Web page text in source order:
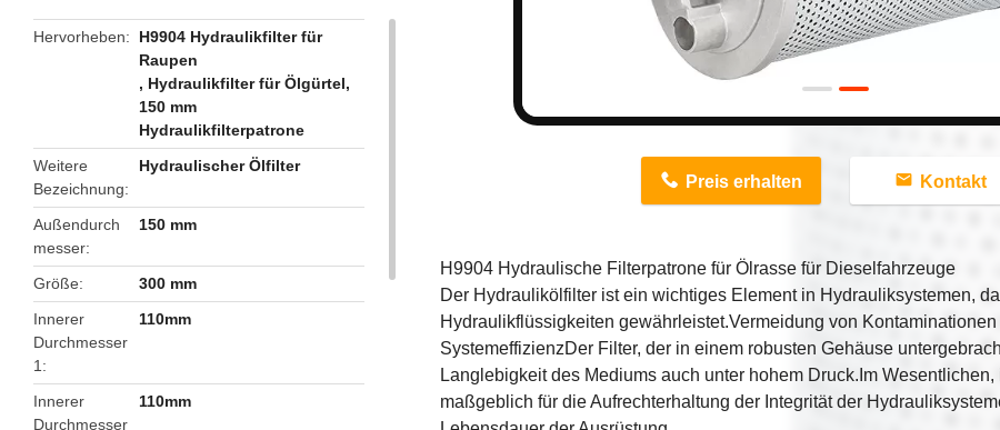
Hervorheben
H9904 Hydraulikfilter für
Raupen
, Hydraulikfilter für Ölgürtel,
150 mm
Hydraulikfilterpatrone
Weitere
Bezeichnung
Hydraulischer Ölfilter
Außendurch
messer
150 mm
Größe
300 mm
Innerer
Durchmesser
1
110mm
Innerer
Durchmesser
110mm
Preis erhalten Kontakt
H9904 Hydraulische Filterpatrone für Ölrasse für Dieselfahrzeuge
Der Hydraulikölfilter ist ein wichtiges Element in Hydrauliksystemen,
Hydraulikflüssigkeiten gewährleistet.Vermeidung von
SystemeffizienzDer Filter, der in einem robusten Gehäuse
Langlebigkeit des Mediums auch unter hohem Druck.Im
maßgeblich für die Aufrechterhaltung der Integrität der